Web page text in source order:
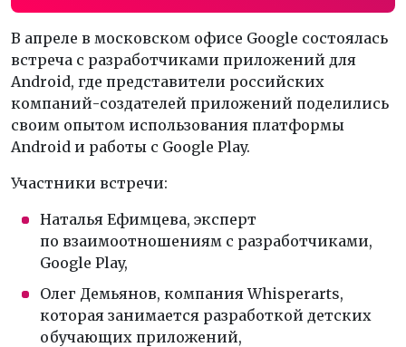
В апреле в московском офисе Google состоялась
встреча с разработчиками приложений для
Android, где представители российских
компаний-создателей приложений поделились
своим опытом использования платформы
Android и работы с Google Play.
Участники встречи:
Наталья Ефимцева, эксперт
по взаимоотношениям с разработчиками,
Google Play,
Олег Демьянов, компания Whisperarts,
которая занимается разработкой детских
обучающих приложений,